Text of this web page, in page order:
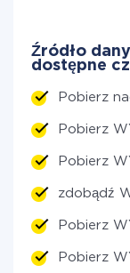
Źródło
dostępne
Pobierz
Pobierz
Pobierz
zdobądź
Pobierz
Pobierz